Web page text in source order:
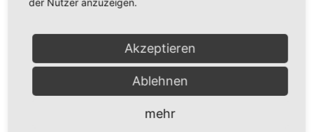
Akzeptieren
Ablehnen
mehr